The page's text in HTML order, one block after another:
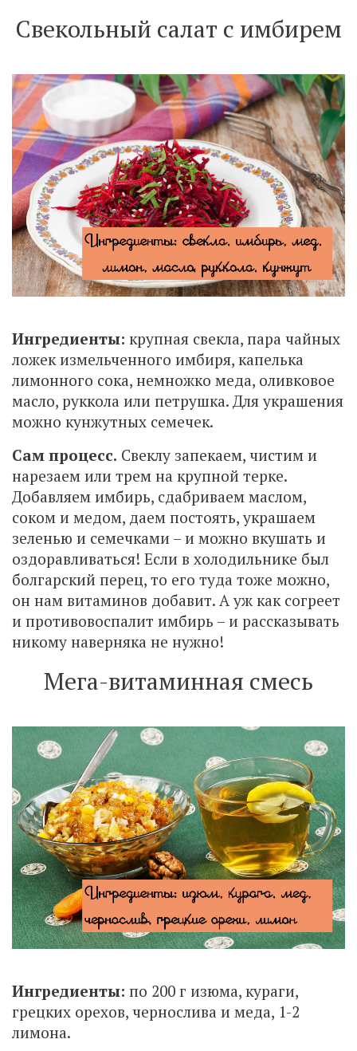
Свекольный салат с имбирем
Ингредиенты: крупная свекла, пара чайных
ложек измельченного имбиря, капелька
лимонного сока, немножко меда, оливковое
масло, руккола или петрушка. Для украшения
можно кунжутных семечек.
Сам процесс. Свеклу запекаем, чистим и
нарезаем или трем на крупной терке.
Добавляем имбирь, сдабриваем маслом,
соком и медом, даем постоять, украшаем
зеленью и семечками – и можно вкушать и
оздоравливаться! Если в холодильнике был
болгарский перец, то его туда тоже можно,
он нам витаминов добавит. А уж как согреет
и противовоспалит имбирь – и рассказывать
никому наверняка не нужно!
Мега-витаминная смесь
Ингредиенты: по 200 г изюма, кураги,
грецких орехов, чернослива и меда, 1-2
лимона.